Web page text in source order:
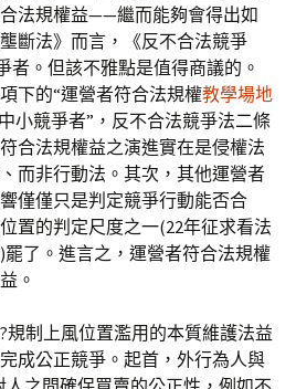
法規權益——繼而能夠會得出如
斷法》而言，《反不合法競爭
者。但該不雅點是值得商議的。
下的“運營者符合法規權教學場地
小競爭者”，反不合法競爭法二條
合法規權益之演進實在是侵權法
而非行動法。其次，其他運營者
僅僅只是判定競爭行動能否合
置的判定尺度之一(22年征求看法
了。進言之，運營者符合法規權
。
規制上風位置濫用的本質維護法益
成公正競爭。起首，外行為人與